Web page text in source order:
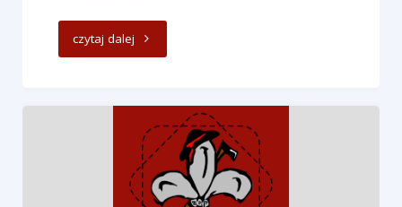
czytaj dalej "Warsztaty
harcerskich
starszoharcerskich